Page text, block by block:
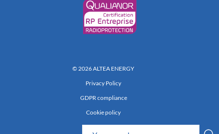
© 2026 ALTEA ENERGY
Privacy Policy
GDPR compliance
Cookie policy
Réalisation 222